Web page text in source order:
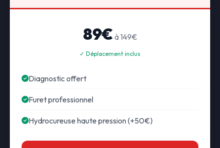
89€ à 149€
✓ Déplacement inclus
Diagnostic offert
Furet professionnel
Hydrocureuse haute pression (+50€)